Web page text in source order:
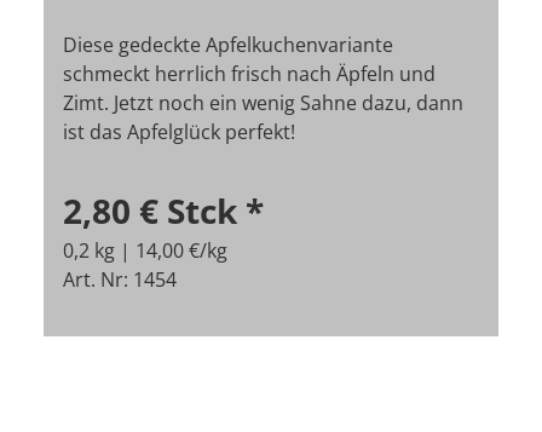
Diese gedeckte Apfelkuchenvariante
schmeckt herrlich frisch nach Äpfeln und
Zimt. Jetzt noch ein wenig Sahne dazu, dann
ist das Apfelglück perfekt!
2,80 € Stck *
0,2 kg | 14,00 €/kg
Art. Nr: 1454